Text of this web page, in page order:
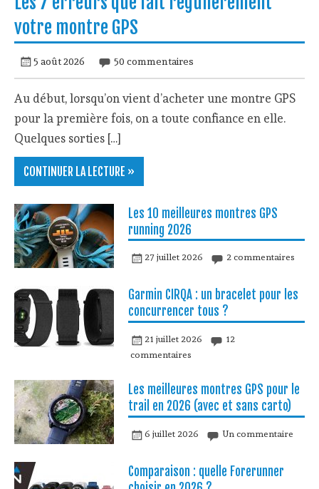
votre montre GPS
5 août 2026 50 commentaires
Au début, lorsqu’on vient d’acheter une montre GPS
pour la première fois, on a toute confiance en elle.
Quelques sorties […]
CONTINUER LA LECTURE »
Les 10 meilleures montres GPS
running 2026
27 juillet 2026 2 commentaires
Garmin CIRQA : un bracelet pour les
concurrencer tous ?
21 juillet 2026
12
commentaires
Les meilleures montres GPS pour le
trail en 2026 (avec et sans carto)
6 juillet 2026 Un commentaire
Comparaison : quelle Forerunner